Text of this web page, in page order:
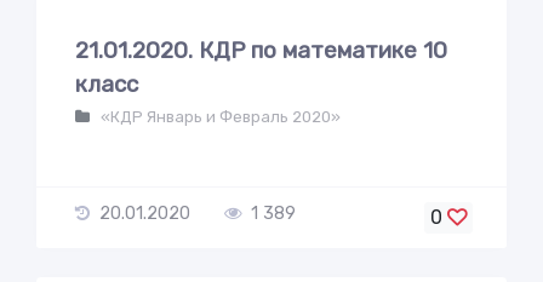
21.01.2020. КДР по математике 10
класс
«КДР Январь и Февраль 2020»
20.01.2020 1 389 0